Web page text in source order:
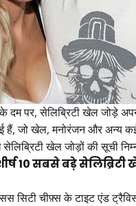
दम पर, सेलिब्रिटी खेल जोड़े
हैं, जो खेल, मनोरंजन और अन्य
खेल जोड़ों की सूची
10 सबसे बड़े सेलिब्रिटी
सिटी चीफ़्स के टाइट एंड